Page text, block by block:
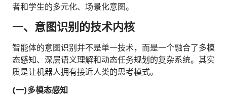
司法
人才数字化
人才培养 | 智能教具 | 智能实训 | 课程共创
财务
智能票据 | 自动报税 | 自动存单 | 智能审计
者和学生的多元化、场景化意图。
一、意图识别的技术内核
智能体的意图识别并不是单一技术，而是一个融合了多模
态感知、深层语义理解和动态任务规划的复杂系统。其实
质是让机器人拥有接近人类的思考模式。
(一)多模态感知